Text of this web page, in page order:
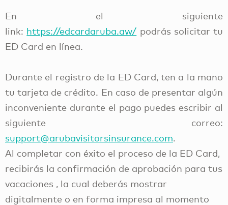
En el siguiente
link: https://edcardaruba.aw/ podrás solicitar tu
ED Card en línea.
Durante el registro de la ED Card, ten a la mano
tu tarjeta de crédito. En caso de presentar algún
inconveniente durante el pago puedes escribir al
siguiente correo:
support@arubavisitorsinsurance.com.
Al completar con éxito el proceso de la ED Card,
recibirás la confirmación de aprobación para tus
vacaciones , la cual deberás mostrar
digitalmente o en forma impresa al momento